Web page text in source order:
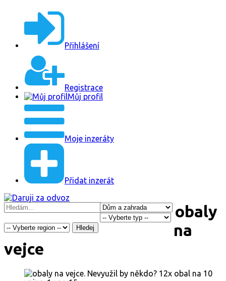
Přihlášení
Registrace
Můj profil
Moje inzeráty
Přidat inzerát
Hledej
obaly
na
vejce